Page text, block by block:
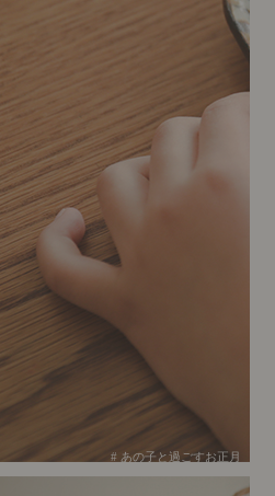
# あの子と過ごすお正月